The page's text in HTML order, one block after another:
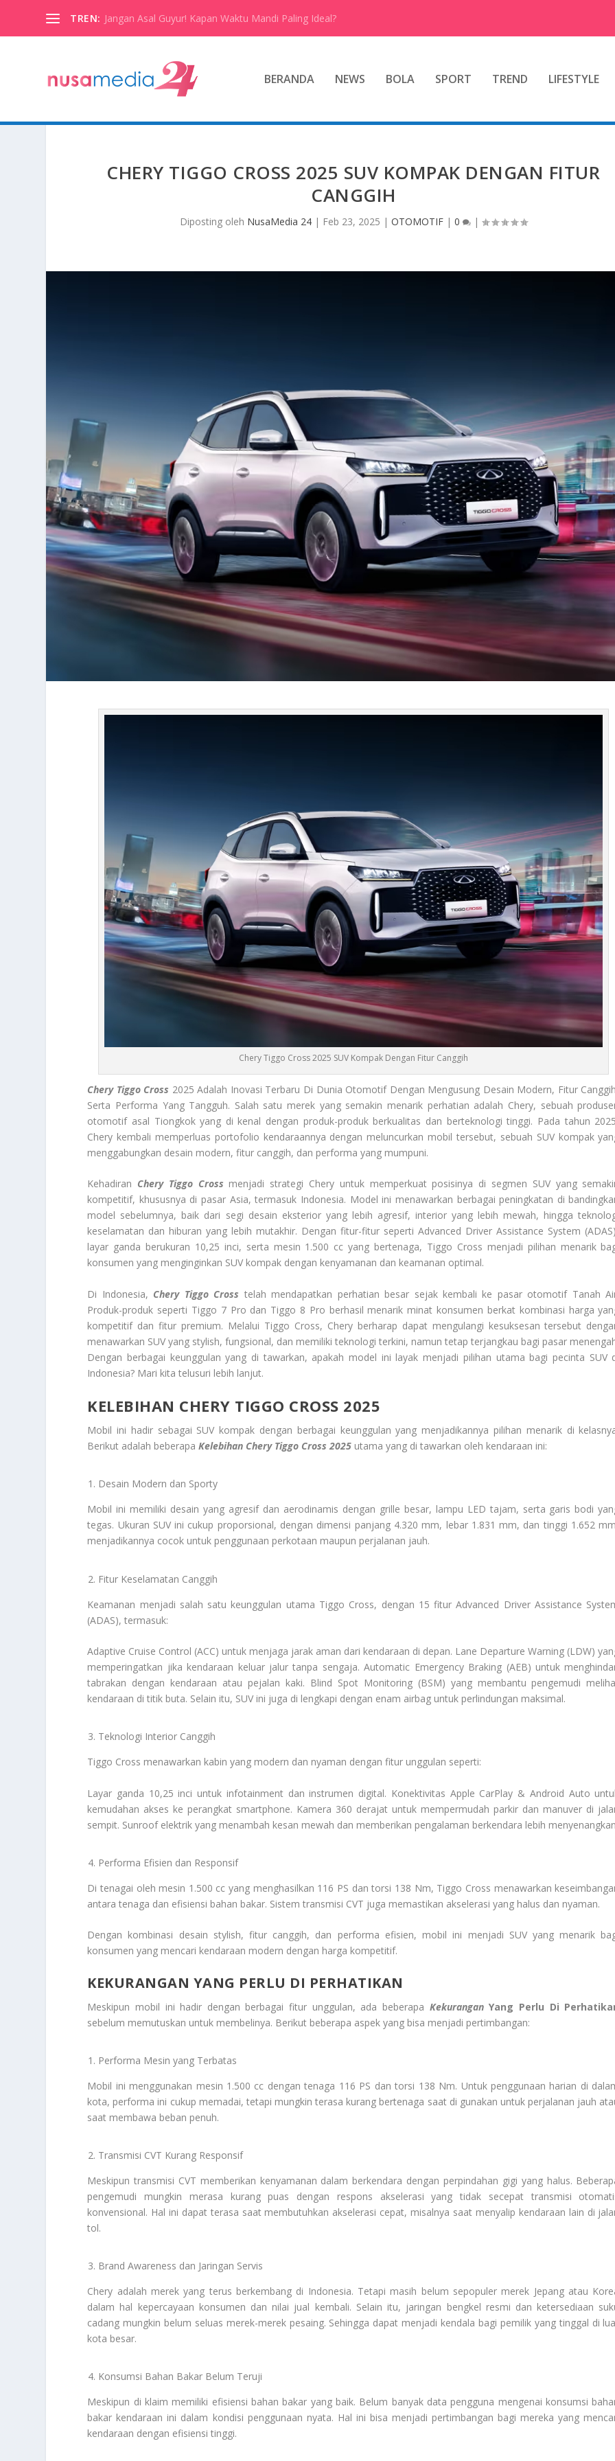
TREN: Jangan Asal Guyur! Kapan Waktu Mandi Paling Ideal?
BERANDA NEWS BOLA SPORT TREND LIFESTYLE
CHERY TIGGO CROSS 2025 SUV KOMPAK DENGAN FITUR
CANGGIH
Diposting oleh NusaMedia 24| Feb 23, 2025 | OTOMOTIF| 0 |
Chery Tiggo Cross 2025 SUV Kompak Dengan Fitur Canggih
Chery Tiggo Cross 2025 Adalah Inovasi Terbaru Di Dunia Otomotif Dengan Mengusung Desain Modern, Fitur
Serta Performa Yang Tangguh. Salah satu merek yang semakin menarik perhatian adalah Chery, sebuah
otomotif asal Tiongkok yang di kenal dengan produk-produk berkualitas dan berteknologi tinggi. Pada tahun
Chery kembali memperluas portofolio kendaraannya dengan meluncurkan mobil tersebut, sebuah SUV kompak
menggabungkan desain modern, fitur canggih, dan performa yang mumpuni.
Kehadiran Chery Tiggo Cross menjadi strategi Chery untuk memperkuat posisinya di segmen SUV yang
kompetitif, khususnya di pasar Asia, termasuk Indonesia. Model ini menawarkan berbagai peningkatan di
model sebelumnya, baik dari segi desain eksterior yang lebih agresif, interior yang lebih mewah, hingga
keselamatan dan hiburan yang lebih mutakhir. Dengan fitur-fitur seperti Advanced Driver Assistance System
layar ganda berukuran 10,25 inci, serta mesin 1.500 cc yang bertenaga, Tiggo Cross menjadi pilihan menarik
konsumen yang menginginkan SUV kompak dengan kenyamanan dan keamanan optimal.
Di Indonesia, Chery Tiggo Cross telah mendapatkan perhatian besar sejak kembali ke pasar otomotif Tanah
Produk-produk seperti Tiggo 7 Pro dan Tiggo 8 Pro berhasil menarik minat konsumen berkat kombinasi harga
kompetitif dan fitur premium. Melalui Tiggo Cross, Chery berharap dapat mengulangi kesuksesan tersebut
menawarkan SUV yang stylish, fungsional, dan memiliki teknologi terkini, namun tetap terjangkau bagi pasar
Dengan berbagai keunggulan yang di tawarkan, apakah model ini layak menjadi pilihan utama bagi pecinta SUV
Indonesia? Mari kita telusuri lebih lanjut.
KELEBIHAN CHERY TIGGO CROSS 2025
Mobil ini hadir sebagai SUV kompak dengan berbagai keunggulan yang menjadikannya pilihan menarik di
Berikut adalah beberapaKelebihan Chery Tiggo Cross 2025 utama yang di tawarkan oleh kendaraan ini:
Desain Modern dan Sporty
Mobil ini memiliki desain yang agresif dan aerodinamis dengan grille besar, lampu LED tajam, serta garis bodi
tegas. Ukuran SUV ini cukup proporsional, dengan dimensi panjang 4.320 mm, lebar 1.831 mm, dan tinggi 1.652
menjadikannya cocok untuk penggunaan perkotaan maupun perjalanan jauh.
Fitur Keselamatan Canggih
Keamanan menjadi salah satu keunggulan utama Tiggo Cross, dengan 15 fitur Advanced Driver Assistance
(ADAS), termasuk:
Adaptive Cruise Control (ACC) untuk menjaga jarak aman dari kendaraan di depan. Lane Departure Warning (LDW)
memperingatkan jika kendaraan keluar jalur tanpa sengaja. Automatic Emergency Braking (AEB) untuk
tabrakan dengan kendaraan atau pejalan kaki. Blind Spot Monitoring (BSM) yang membantu pengemudi
kendaraan di titik buta. Selain itu, SUV ini juga di lengkapi dengan enam airbag untuk perlindungan maksimal.
Teknologi Interior Canggih
Tiggo Cross menawarkan kabin yang modern dan nyaman dengan fitur unggulan seperti:
Layar ganda 10,25 inci untuk infotainment dan instrumen digital. Konektivitas Apple CarPlay & Android Auto
kemudahan akses ke perangkat smartphone. Kamera 360 derajat untuk mempermudah parkir dan manuver di
sempit. Sunroof elektrik yang menambah kesan mewah dan memberikan pengalaman berkendara lebih
Performa Efisien dan Responsif
Di tenagai oleh mesin 1.500 cc yang menghasilkan 116 PS dan torsi 138 Nm, Tiggo Cross menawarkan
antara tenaga dan efisiensi bahan bakar. Sistem transmisi CVT juga memastikan akselerasi yang halus dan nyaman.
Dengan kombinasi desain stylish, fitur canggih, dan performa efisien, mobil ini menjadi SUV yang menarik
konsumen yang mencari kendaraan modern dengan harga kompetitif.
KEKURANGAN YANG PERLU DI PERHATIKAN
Meskipun mobil ini hadir dengan berbagai fitur unggulan, ada beberapa KekuranganYang Perlu Di
sebelum memutuskan untuk membelinya. Berikut beberapa aspek yang bisa menjadi pertimbangan:
Performa Mesin yang Terbatas
Mobil ini menggunakan mesin 1.500 cc dengan tenaga 116 PS dan torsi 138 Nm. Untuk penggunaan harian di
kota, performa ini cukup memadai, tetapi mungkin terasa kurang bertenaga saat di gunakan untuk perjalanan jauh
saat membawa beban penuh.
Transmisi CVT Kurang Responsif
Meskipun transmisi CVT memberikan kenyamanan dalam berkendara dengan perpindahan gigi yang halus.
pengemudi mungkin merasa kurang puas dengan respons akselerasi yang tidak secepat transmisi
konvensional. Hal ini dapat terasa saat membutuhkan akselerasi cepat, misalnya saat menyalip kendaraan lain di
tol.
Brand Awareness dan Jaringan Servis
Chery adalah merek yang terus berkembang di Indonesia. Tetapi masih belum sepopuler merek Jepang atau
dalam hal kepercayaan konsumen dan nilai jual kembali. Selain itu, jaringan bengkel resmi dan ketersediaan
cadang mungkin belum seluas merek-merek pesaing. Sehingga dapat menjadi kendala bagi pemilik yang tinggal di
kota besar.
Konsumsi Bahan Bakar Belum Teruji
Meskipun di klaim memiliki efisiensi bahan bakar yang baik. Belum banyak data pengguna mengenai konsumsi
bakar kendaraan ini dalam kondisi penggunaan nyata. Hal ini bisa menjadi pertimbangan bagi mereka yang
kendaraan dengan efisiensi tinggi.